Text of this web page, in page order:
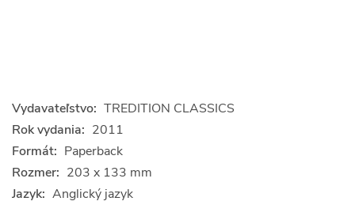
Vydavateľstvo: TREDITION CLASSICS
Rok vydania: 2011
Formát: Paperback
Rozmer: 203 x 133 mm
Jazyk: Anglický jazyk